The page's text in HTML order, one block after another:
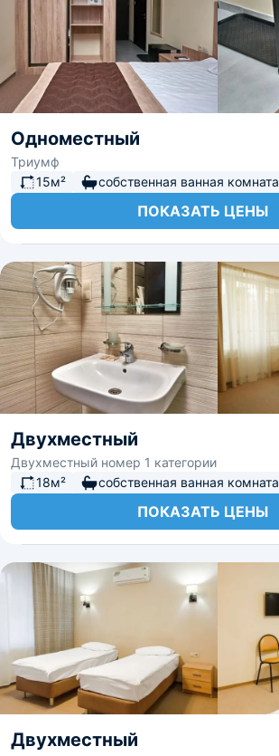
Одноместный
Триумф
15м²
собственная ванная комната
ПОКАЗАТЬ ЦЕНЫ
Двухместный
Двухместный номер 1 категории
18м²
собственная ванная комната
ПОКАЗАТЬ ЦЕНЫ
Двухместный